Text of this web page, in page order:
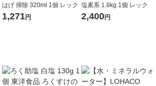
はげ 掃除 320ml 1個 レック
1,271円
塩素系 1.8kg 1個 レック
2,400円